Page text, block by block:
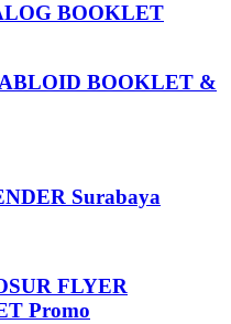
BOOKLET
BOOKLET &
Surabaya
FLYER
Promo